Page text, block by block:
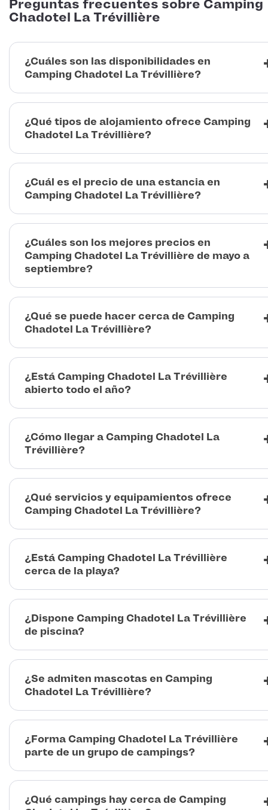
Preguntas frecuentes sobre Camping
Chadotel La Trévillière
¿Cuáles son las disponibilidades en
Camping Chadotel La Trévillière?
¿Qué tipos de alojamiento ofrece Camping
Chadotel La Trévillière?
¿Cuál es el precio de una estancia en
Camping Chadotel La Trévillière?
¿Cuáles son los mejores precios en
Camping Chadotel La Trévillière de mayo a
septiembre?
¿Qué se puede hacer cerca de Camping
Chadotel La Trévillière?
¿Está Camping Chadotel La Trévillière
abierto todo el año?
¿Cómo llegar a Camping Chadotel La
Trévillière?
¿Qué servicios y equipamientos ofrece
Camping Chadotel La Trévillière?
¿Está Camping Chadotel La Trévillière
cerca de la playa?
¿Dispone Camping Chadotel La Trévillière
de piscina?
¿Se admiten mascotas en Camping
Chadotel La Trévillière?
¿Forma Camping Chadotel La Trévillière
parte de un grupo de campings?
¿Qué campings hay cerca de Camping